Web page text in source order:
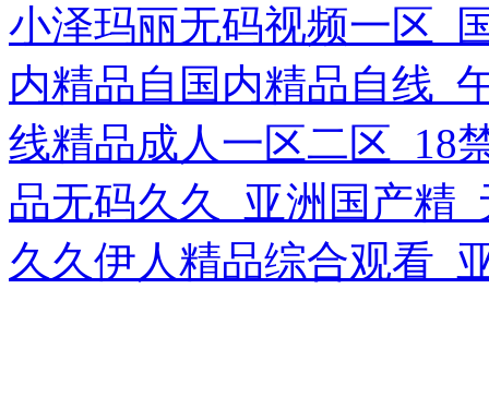
小泽玛丽无码视频一区_
内精品自国内精品自线_
线精品成人一区二区_18
品无码久久_亚洲国产精
久久伊人精品综合观看_